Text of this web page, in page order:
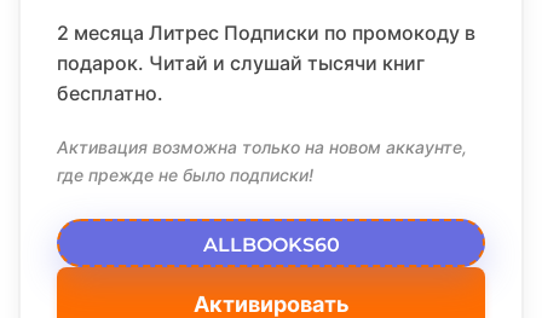
2 месяца Литрес Подписки по промокоду в
подарок. Читай и слушай тысячи книг
бесплатно.
Активация возможна только на новом аккаунте,
где прежде не было подписки!
ALLBOOKS60
Активировать